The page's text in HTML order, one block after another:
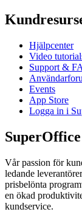
Hjälpcenter
Video
Support &
Events
App Store
Logga in i
Vår passion för
ledande
prisbelönta
en ökad
kundservice.